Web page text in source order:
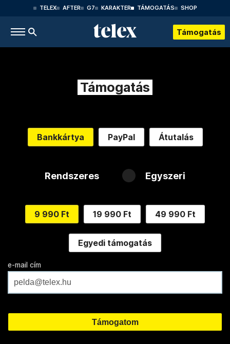
TELEX AFTER G7 KARAKTER TÁMOGATÁS SHOP
Támogatás
Támogatás
Bankkártya PayPal Átutalás
Rendszeres Egyszeri
9 990 Ft 19 990 Ft 49 990 Ft
Egyedi támogatás
e-mail cím